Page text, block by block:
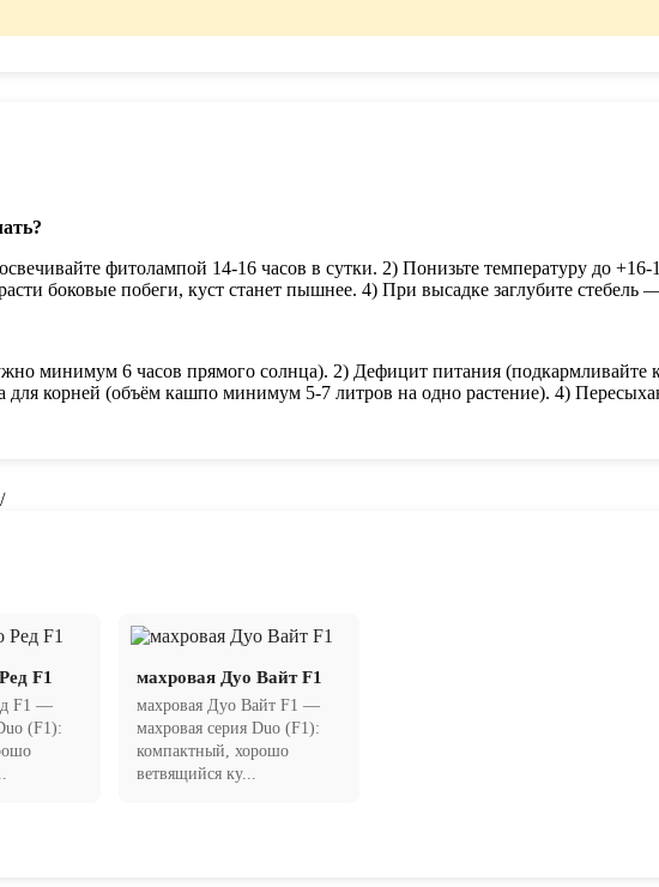
фитолампой 14-16 часов в сутки. 2) Понизьте температуру до +16-
боковые побеги, куст станет пышнее. 4) При высадке заглубите стебель
минимум 6 часов прямого солнца). 2) Дефицит питания (подкармливайте
корней (объём кашпо минимум 5-7 литров на одно растение). 4)
F1
F1 —
(F1):
махровая Дуо Вайт F1
махровая Дуо Вайт F1 —
махровая серия Duo (F1):
компактный, хорошо
ветвящийся ку...